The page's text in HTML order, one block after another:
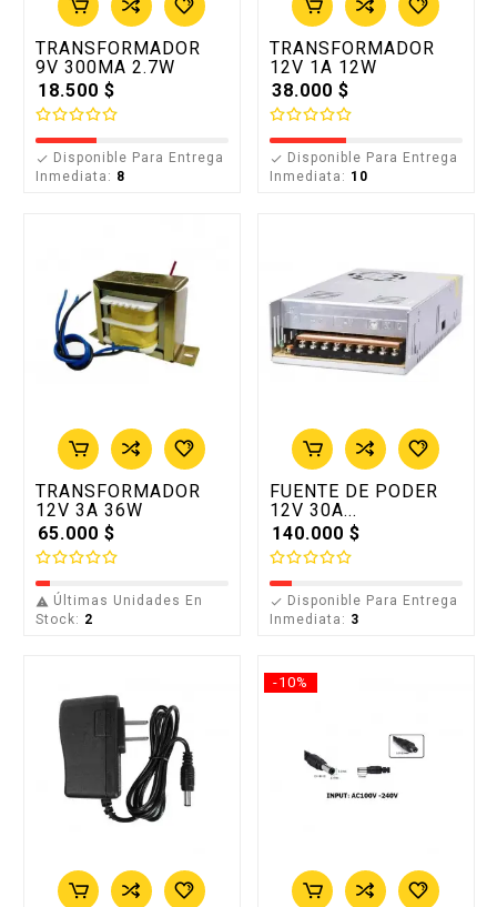
TRANSFORMADOR
9V 300MA 2.7W
18.500 $
 Disponible Para Entrega
Inmediata: 8
TRANSFORMADOR
12V 1A 12W
38.000 $
 Disponible Para Entrega
Inmediata: 10
TRANSFORMADOR
12V 3A 36W
65.000 $
 Últimas Unidades En
Stock: 2
FUENTE DE PODER
12V 30A...
140.000 $
 Disponible Para Entrega
Inmediata: 3
-10%